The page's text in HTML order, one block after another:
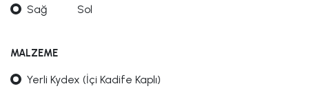
Sağ Sol
MALZEME
Yerli Kydex (İçi Kadife Kaplı)